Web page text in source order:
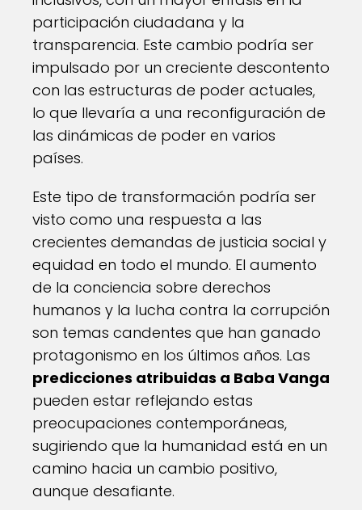
participación ciudadana y la
transparencia. Este cambio podría ser
impulsado por un creciente descontento
con las estructuras de poder actuales,
lo que llevaría a una reconfiguración de
las dinámicas de poder en varios
países.
Este tipo de transformación podría ser
visto como una respuesta a las
crecientes demandas de justicia social y
equidad en todo el mundo. El aumento
de la conciencia sobre derechos
humanos y la lucha contra la corrupción
son temas candentes que han ganado
protagonismo en los últimos años. Las
predicciones atribuidas a Baba Vanga
pueden estar reflejando estas
preocupaciones contemporáneas,
sugiriendo que la humanidad está en un
camino hacia un cambio positivo,
aunque desafiante.